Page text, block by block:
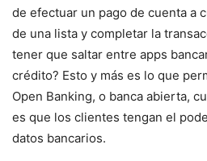
de efectuar un pago de cuenta a
de una lista y completar la
tener que saltar entre apps
crédito? Esto y más es lo que
Open Banking, o banca abierta,
es que los clientes tengan el
datos bancarios.